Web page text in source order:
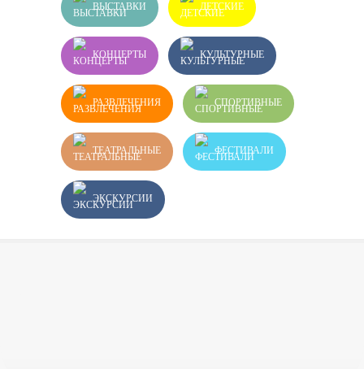
ВЫСТАВКИ ДЕТСКИЕ
КОНЦЕРТЫ КУЛЬТУРНЫЕ
РАЗВЛЕЧЕНИЯ СПОРТИВНЫЕ
ТЕАТРАЛЬНЫЕ ФЕСТИВАЛИ
ЭКСКУРСИИ